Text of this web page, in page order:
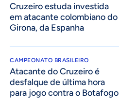
Cruzeiro estuda investida
em atacante colombiano do
Girona, da Espanha
CAMPEONATO BRASILEIRO
Atacante do Cruzeiro é
desfalque de última hora
para jogo contra o Botafogo